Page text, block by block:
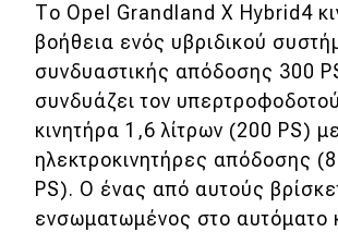
Main navigation
Επικαιρότητα
Νέα μοντέλα
Πρωτότυπα
Ελλάδα
Κόσμος
Το Opel Grandland X Hybrid4
βοήθεια ενός υβριδικού
συνδυαστικής απόδοσης 300
συνδυάζει τον
κινητήρα 1,6 λίτρων (200 PS)
ηλεκτροκινητήρες απόδοσης
PS). Ο ένας από αυτούς
ενσωματωμένος στο αυτόματο